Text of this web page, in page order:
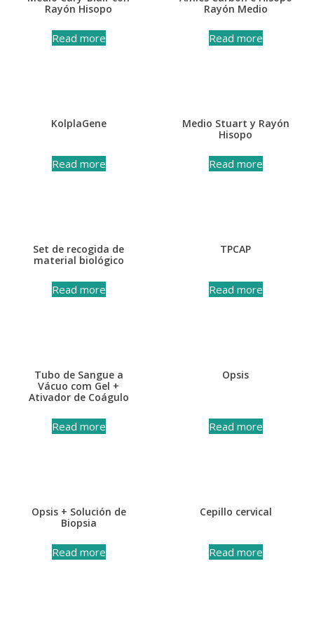
Rayón Hisopo
Read more
Rayón Medio
Read more
KolplaGene
Read more
Medio Stuart y Rayón
Hisopo
Read more
Set de recogida de
material biológico
Read more
TPCAP
Read more
Tubo de Sangue a
Vácuo com Gel +
Ativador de Coágulo
Read more
Opsis
Read more
Opsis + Solución de
Biopsia
Read more
Cepillo cervical
Read more